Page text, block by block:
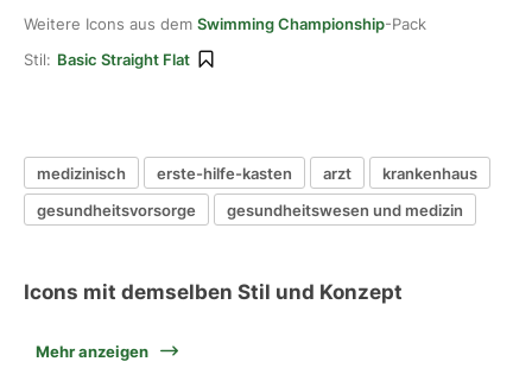
Weitere Icons aus dem Swimming Championship-Pack
Stil: Basic Straight Flat
medizinisch erste-hilfe-kasten arzt
krankenhaus
gesundheitsvorsorge
gesundheitswesen und medizin
Icons mit demselben Stil und Konzept
Mehr anzeigen